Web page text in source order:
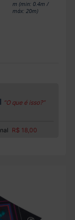
m (min: 0.4m /
máx: 20m)
“O que é isso?”
R$ 18,00